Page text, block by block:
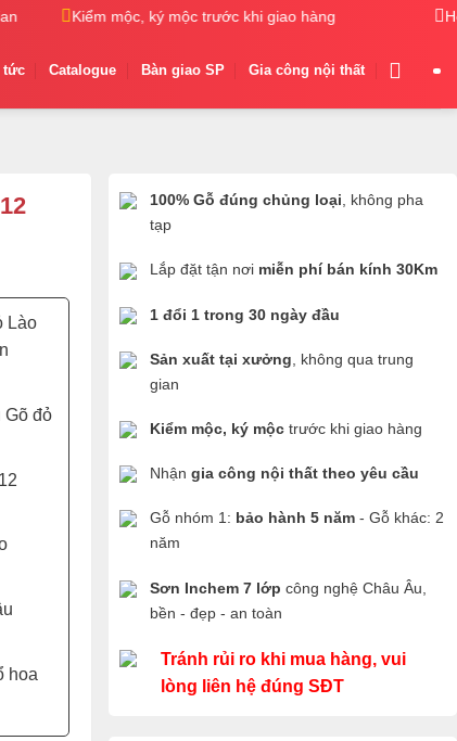
Kiểm mộc, ký mộc trước khi giao hàng Nhận gia
tức Catalogue Bàn giao SP Gia công nội thất
100% Gỗ đúng chủng loại , không pha
tạp
Lắp đặt tận nơimiễn phí bán kính 30Km
1 đổi 1 trong 30 ngày đầu
Sản xuất tại xưởng , không qua trung
gian
Kiểm mộc, ký mộctrước khi giao hàng
Nhận gia công nội thất theo yêu cầu
Gỗ nhóm 1: bảo hành 5 năm- Gỗ khác: 2
năm
Sơn Inchem 7 lớp công nghệ Châu Âu,
bền - đẹp - an toàn
Tránh rủi ro khi mua hàng, vui
lòng liên hệ đúng SĐT
Lào
Gõ đỏ
hoa